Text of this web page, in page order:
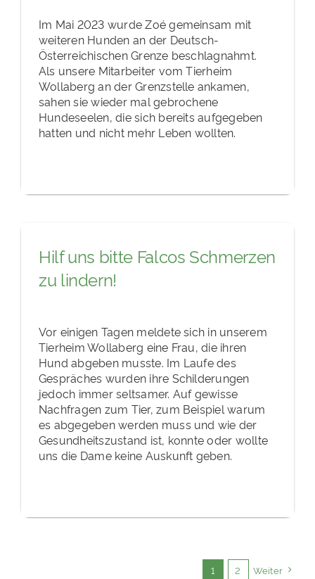
Im Mai 2023 wurde Zoé gemeinsam mit
weiteren Hunden an der Deutsch-
Österreichischen Grenze beschlagnahmt.
Als unsere Mitarbeiter vom Tierheim
Wollaberg an der Grenzstelle ankamen,
sahen sie wieder mal gebrochene
Hundeseelen, die sich bereits aufgegeben
hatten und nicht mehr Leben wollten.
Hilf uns bitte Falcos Schmerzen
zu lindern!
Vor einigen Tagen meldete sich in unserem
Tierheim Wollaberg eine Frau, die ihren
Hund abgeben musste. Im Laufe des
Gespräches wurden ihre Schilderungen
jedoch immer seltsamer. Auf gewisse
Nachfragen zum Tier, zum Beispiel warum
es abgegeben werden muss und wie der
Gesundheitszustand ist, konnte oder wollte
uns die Dame keine Auskunft geben.
1 2 Weiter